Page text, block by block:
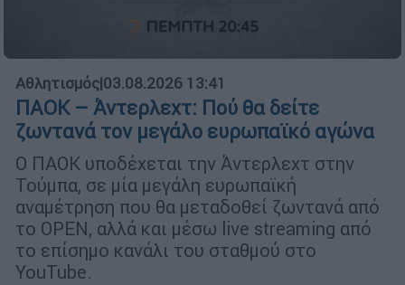
Αθλητισμός|03.08.2026 13:41
ΠΑΟΚ – Άντερλεχτ: Πού θα δείτε
ζωντανά τον μεγάλο ευρωπαϊκό αγώνα
Ο ΠΑΟΚ υποδέχεται την Άντερλεχτ στην
Τούμπα, σε μία μεγάλη ευρωπαϊκή
αναμέτρηση που θα μεταδοθεί ζωντανά από
το OPEN, αλλά και μέσω live streaming από
το επίσημο κανάλι του σταθμού στο
YouTube.